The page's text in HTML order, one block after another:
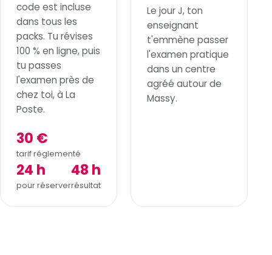
code est incluse
dans tous les
packs. Tu révises
100 % en ligne, puis
tu passes
l'examen près de
chez toi, à La
Poste.
30 €
tarif réglementé
24 h
pour réserver
48 h
résultat
Le jour J, ton
enseignant
t'emmène passer
l'examen pratique
dans un centre
agréé autour de
Massy.